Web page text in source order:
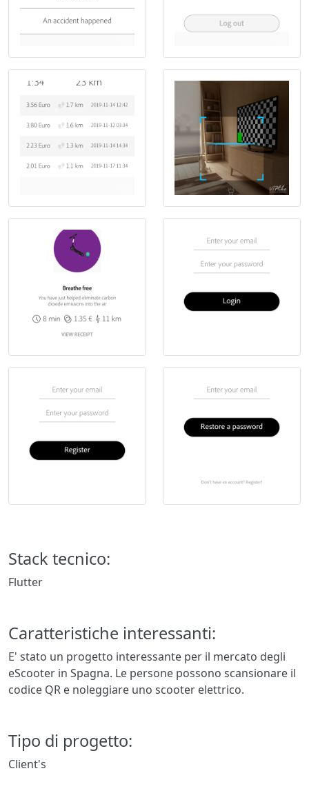
Stack tecnico:
Flutter
Caratteristiche interessanti:
E' stato un progetto interessante per il mercato degli
eScooter in Spagna. Le persone possono scansionare il
codice QR e noleggiare uno scooter elettrico.
Tipo di progetto:
Client's